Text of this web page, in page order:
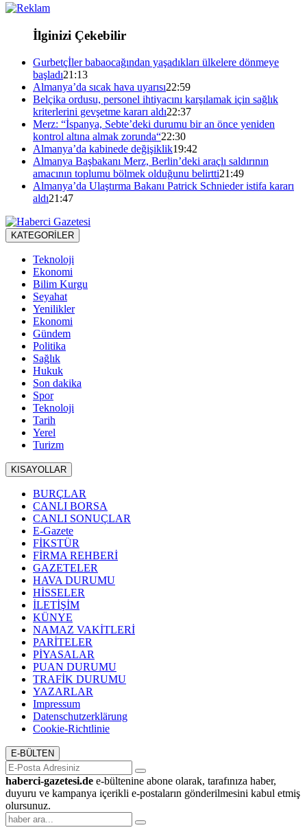
İlginizi Çekebilir
Gurbetçİler babaocağından yaşadıkları ülkelere dönmeye
başladı21:13
Almanya’da sıcak hava uyarısı22:59
Belçika ordusu, personel ihtiyacını karşılamak için sağlık
kriterlerini gevşetme kararı aldı22:37
Merz: “İspanya, Sebte’deki durumu bir an önce yeniden
kontrol altına almak zorunda“22:30
Almanya’da kabinede değişiklik19:42
Almanya Başbakanı Merz, Berlin’deki araçlı saldırının
amacının toplumu bölmek olduğunu belirtti21:49
Almanya’da Ulaştırma Bakanı Patrick Schnieder istifa kararı
aldı21:47
KATEGORİLER
Teknoloji
Ekonomi
Bilim Kurgu
Seyahat
Yenilikler
Ekonomi
Gündem
Politika
Sağlık
Hukuk
Son dakika
Spor
Teknoloji
Tarih
Yerel
Turizm
KISAYOLLAR
BURÇLAR
CANLI BORSA
CANLI SONUÇLAR
E-Gazete
FİKSTÜR
FİRMA REHBERİ
GAZETELER
HAVA DURUMU
HİSSELER
İLETİŞİM
KÜNYE
NAMAZ VAKİTLERİ
PARİTELER
PİYASALAR
PUAN DURUMU
TRAFİK DURUMU
YAZARLAR
Impressum
Datenschutzerklärung
Cookie-Richtlinie
E-BÜLTEN
haberci-gazetesi.de e-bültenine abone olarak, tarafınıza haber,
duyuru ve kampanya içerikli e-postaların gönderilmesini kabul etmiş
olursunuz.